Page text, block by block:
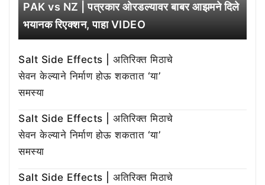
PAK vs NZ | पत्रकार ओरडल्यावर बाबर आझमने दिले
भयानक रिएक्शन, पाहा VIDEO
Salt Side Effects | अतिरिक्त मिठाचे
सेवन केल्याने निर्माण होऊ शकतात ‘या’
समस्या
Salt Side Effects | अतिरिक्त मिठाचे
सेवन केल्याने निर्माण होऊ शकतात ‘या’
समस्या
Salt Side Effects | अतिरिक्त मिठाचे